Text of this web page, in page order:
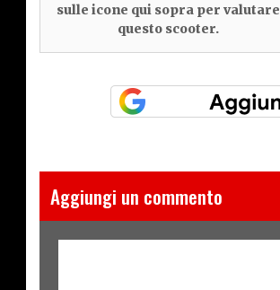
sulle icone qui sopra per valutare
questo scooter.
Aggiungi un commento